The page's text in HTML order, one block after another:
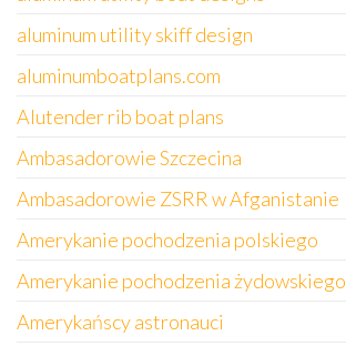
aluminum utility skiff design
aluminumboatplans.com
Alutender rib boat plans
Ambasadorowie Szczecina
Ambasadorowie ZSRR w Afganistanie
Amerykanie pochodzenia polskiego
Amerykanie pochodzenia żydowskiego
Amerykańscy astronauci